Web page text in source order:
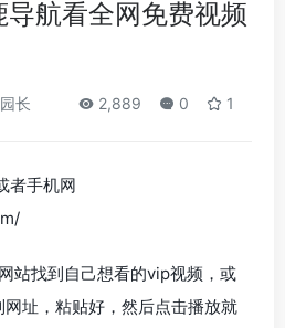
航看全网免费视频
园长 2,889 0 1
者手机网
站找到自己想看的vip视频，或
址，粘贴好，然后点击播放就